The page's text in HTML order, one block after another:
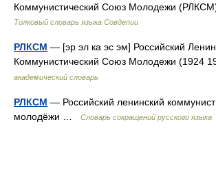
Коммунистический Союз Молодежи
Толковый словарь языка Совдепии
РЛКСМ — [эр эл ка эс эм] Российский
Коммунистический Союз Молодежи (1924
академический словарь
РЛКСМ — Российский ленинский
молодёжи …
Словарь сокращений русского языка